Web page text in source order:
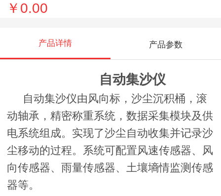
￥0.00
产品详情 产品参数
自动集沙仪
自动集沙仪由风向标，沙尘沉积桶，滚
动轴承，精密称重系统，数据采集模块及供
电系统组成。实现了沙尘自动收集并记录沙
尘移动的过程。系统可配置风速传感器、风
向传感器、雨量传感器、土壤墒情监测传感
器等。